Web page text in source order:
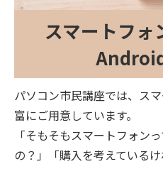
スマートフォ
パソコン市民講座では、ス
富にご用意しています。
「そもそもスマートフォン
の？」「購入を考えている